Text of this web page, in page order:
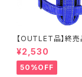
【OUTLET品】終
ＯＧ ハーネス
¥2,530
50%OFF